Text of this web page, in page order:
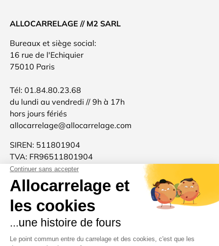
ALLOCARRELAGE // M2 SARL
Bureaux et siège social:
16 rue de l'Echiquier
75010 Paris
Tél: 01.84.80.23.68
du lundi au vendredi // 9h à 17h
hors jours fériés
allocarrelage@allocarrelage.com
SIREN: 511801904
TVA: FR96511801904
Allocarrelage est une marque française 🐓
d'inspiration italienne 🍝
Merci pour votre confiance et à très bientôt :-)
Moyens de paiement acceptés